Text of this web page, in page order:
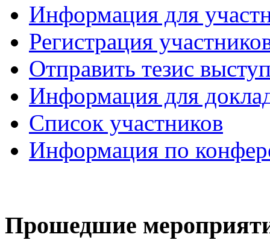
Информация для
Регистрация
Отправить тезис
Информация для
Список участников
Информация по
Прошедшие